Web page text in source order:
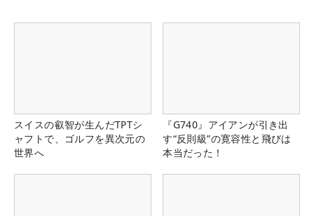
スイスの叡智が生んだTPTシ
ャフトで、ゴルフを異次元の
世界へ
『G740』アイアンが引き出
す“反則級”の寛容性と飛びは
本当だった！